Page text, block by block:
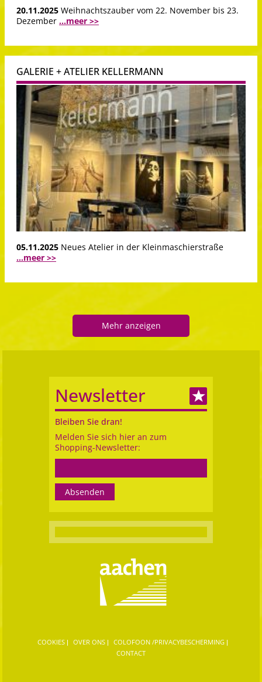
20.11.2025 Weihnachtszauber vom 22. November bis 23.
Dezember ...meer >>
GALERIE + ATELIER KELLERMANN
05.11.2025 Neues Atelier in der Kleinmaschierstraße
...meer >>
Mehr anzeigen
Newsletter
Bleiben Sie dran!
Melden Sie sich hier an zum
Shopping-Newsletter:
COOKIES OVER ONS
COLOFOON /PRIVACYBESCHERMING
CONTACT